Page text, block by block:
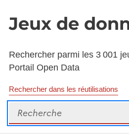
Jeux de
Rechercher parmi les 3 001
Portail Open Data
Rechercher dans les réutilisations
Recherche